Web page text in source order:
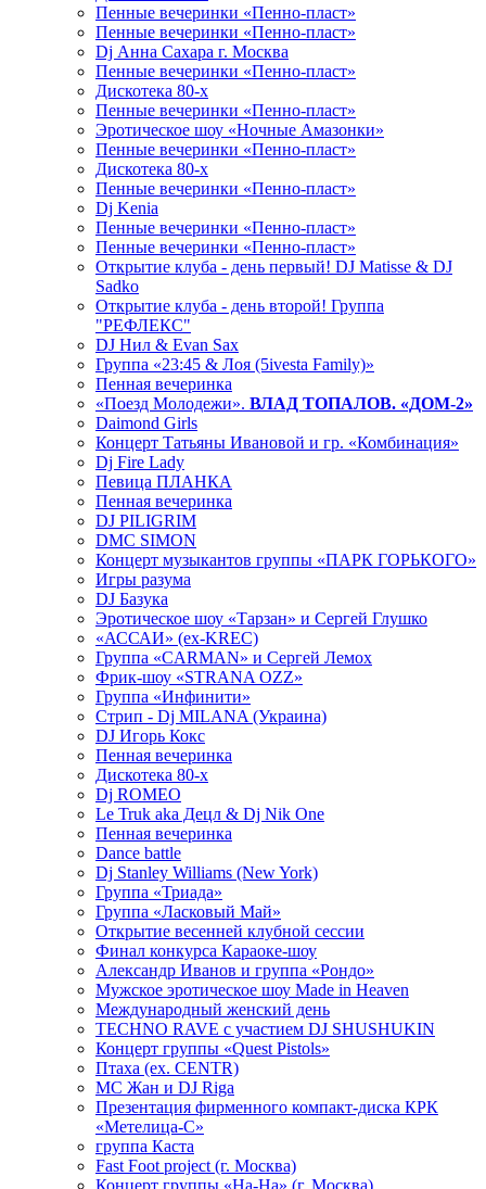
Пенные вечеринки «Пенно-пласт»
Пенные вечеринки «Пенно-пласт»
Dj Анна Сахара г. Москва
Пенные вечеринки «Пенно-пласт»
Дискотека 80-х
Пенные вечеринки «Пенно-пласт»
Эротическое шоу «Ночные Амазонки»
Пенные вечеринки «Пенно-пласт»
Дискотека 80-х
Пенные вечеринки «Пенно-пласт»
Dj Kenia
Пенные вечеринки «Пенно-пласт»
Пенные вечеринки «Пенно-пласт»
Открытие клуба - день первый! DJ Matisse & DJ
Sadko
Открытие клуба - день второй! Группа
"РЕФЛЕКС"
DJ Нил & Evan Sax
Группа «23:45 & Лоя (5ivesta Family)»
Пенная вечеринка
«Поезд Молодежи». ВЛАД ТОПАЛОВ. «ДОМ-2»
Daimond Girls
Концерт Татьяны Ивановой и гр. «Комбинация»
Dj Fire Lady
Певица ПЛАНКА
Пенная вечеринка
DJ PILIGRIM
DMC SIMON
Концерт музыкантов группы «ПАРК ГОРЬКОГО»
Игры разума
DJ Базука
Эротическое шоу «Тарзан» и Сергей Глушко
«АССАИ» (ex-KREC)
Группа «CARMAN» и Сергей Лемох
Фрик-шоу «STRANA OZZ»
Группа «Инфинити»
Стрип - Dj MILANA (Украина)
DJ Игорь Кокс
Пенная вечеринка
Дискотека 80-х
Dj ROMEO
Le Truk aka Децл & Dj Nik One
Пенная вечеринка
Dance battle
Dj Stanley Williams (New York)
Группа «Триада»
Группа «Ласковый Май»
Открытие весенней клубной сессии
Финал конкурса Караоке-шоу
Александр Иванов и группа «Рондо»
Мужское эротическое шоу Made in Heaven
Международный женский день
TECHNO RAVE с участием DJ SHUSHUKIN
Концерт группы «Quest Pistols»
Птаха (ex. CENTR)
МС Жан и DJ Riga
Презентация фирменного компакт-диска КРК
«Метелица-С»
группа Каста
Fast Foot project (г. Москва)
Концерт группы «На-На» (г. Москва)